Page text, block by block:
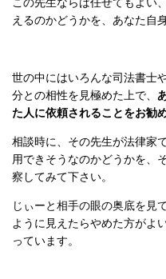
えるのかどうかを、あなた自
世の中にはいろんな司法書士
分との相性を見極めた上で、
た人に依頼されることをお勧
相談時に、 その先生が法律家
用できそうなのかどうかを、
察してみて下さい。
じぃーと相手の眼の奥底を見
ように見えたらやめた方がよ
っています。